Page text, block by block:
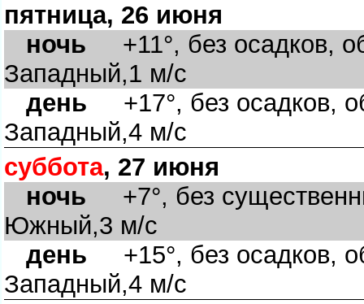
пятница, 26 июня
ночь +11°, без осадков,
Западный,1 м/с
день +17°, без осадков,
Западный,4 м/с
суббота, 27 июня
ночь +7°, без
Южный,3 м/с
день +15°, без осадков,
Западный,4 м/с